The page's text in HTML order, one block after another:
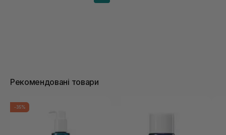
Рекомендовані товари
-35%